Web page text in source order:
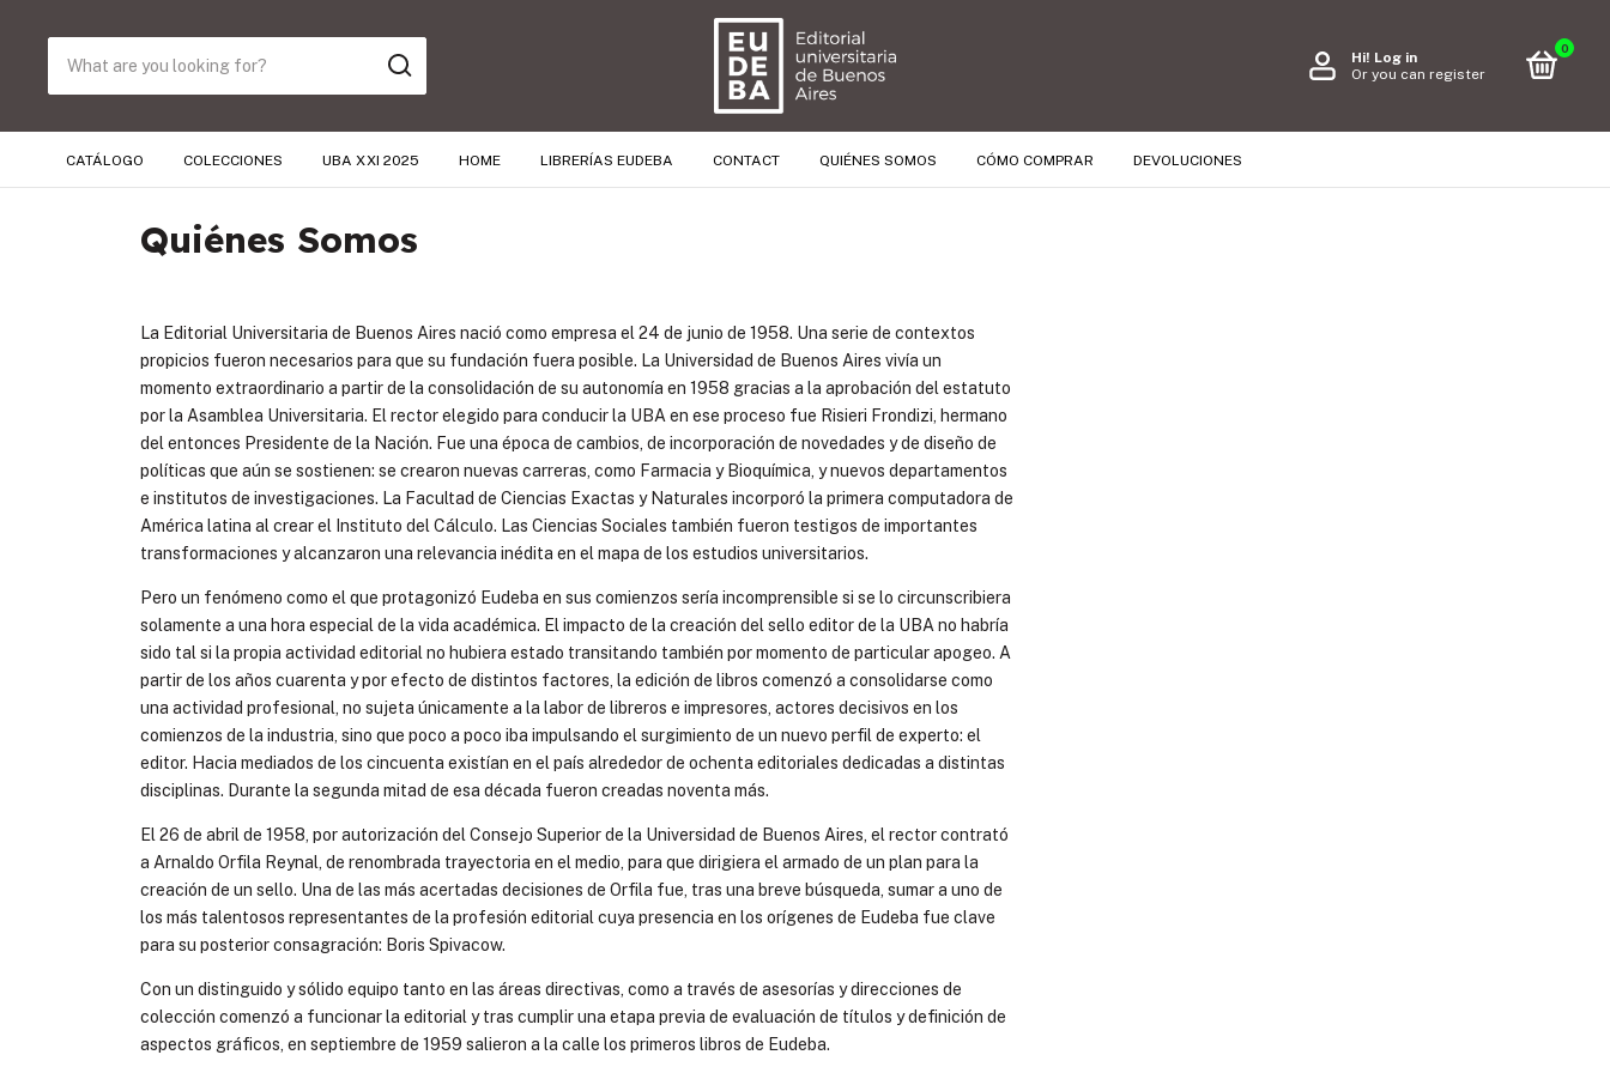
Hi! Log in
Or you can register
0
CATÁLOGO COLECCIONES UBA XXI 2025 HOME LIBRERÍAS EUDEBA CONTACT QUIÉNES SOMOS CÓMO COMPRAR DEVOLUCIONES
Quiénes Somos
La Editorial Universitaria de Buenos Aires nació como empresa el 24 de junio de 1958. Una serie de contextos
propicios fueron necesarios para que su fundación fuera posible. La Universidad de Buenos Aires vivía un
momento extraordinario a partir de la consolidación de su autonomía en 1958 gracias a la aprobación del estatuto
por la Asamblea Universitaria. El rector elegido para conducir la UBA en ese proceso fue Risieri Frondizi, hermano
del entonces Presidente de la Nación. Fue una época de cambios, de incorporación de novedades y de diseño de
políticas que aún se sostienen: se crearon nuevas carreras, como Farmacia y Bioquímica, y nuevos departamentos
e institutos de investigaciones. La Facultad de Ciencias Exactas y Naturales incorporó la primera computadora de
América latina al crear el Instituto del Cálculo. Las Ciencias Sociales también fueron testigos de importantes
transformaciones y alcanzaron una relevancia inédita en el mapa de los estudios universitarios.
Pero un fenómeno como el que protagonizó Eudeba en sus comienzos sería incomprensible si se lo circunscribiera
solamente a una hora especial de la vida académica. El impacto de la creación del sello editor de la UBA no habría
sido tal si la propia actividad editorial no hubiera estado transitando también por momento de particular apogeo. A
partir de los años cuarenta y por efecto de distintos factores, la edición de libros comenzó a consolidarse como
una actividad profesional, no sujeta únicamente a la labor de libreros e impresores, actores decisivos en los
comienzos de la industria, sino que poco a poco iba impulsando el surgimiento de un nuevo perfil de experto: el
editor. Hacia mediados de los cincuenta existían en el país alrededor de ochenta editoriales dedicadas a distintas
disciplinas. Durante la segunda mitad de esa década fueron creadas noventa más.
El 26 de abril de 1958, por autorización del Consejo Superior de la Universidad de Buenos Aires, el rector contrató
a Arnaldo Orfila Reynal, de renombrada trayectoria en el medio, para que dirigiera el armado de un plan para la
creación de un sello. Una de las más acertadas decisiones de Orfila fue, tras una breve búsqueda, sumar a uno de
los más talentosos representantes de la profesión editorial cuya presencia en los orígenes de Eudeba fue clave
para su posterior consagración: Boris Spivacow.
Con un distinguido y sólido equipo tanto en las áreas directivas, como a través de asesorías y direcciones de
colección comenzó a funcionar la editorial y tras cumplir una etapa previa de evaluación de títulos y definición de
aspectos gráficos, en septiembre de 1959 salieron a la calle los primeros libros de Eudeba.